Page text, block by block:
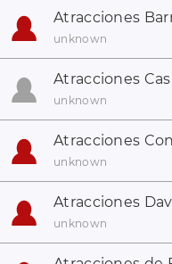
Atracciones
unknown
Atracciones
unknown
Atracciones
unknown
Atracciones
unknown